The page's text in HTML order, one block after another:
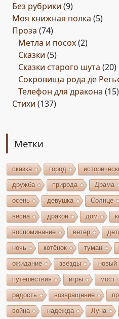
Без рубрики (9)
Моя книжная полка (5)
Проза (74)
Метла и посох(2)
Сказки (5)
Сказки старого шута (20)
Сокровища рода де
Телефон для дракона (15)
Стихи (137)
Метки
сказка город
дружба природа Драма
осень девушка Солнце
весна дракон дом
воспоминание ветер
ночь котёнок туман
ожидание звёзды новый
путешествия игры мост
радость возвращение
война надежда Луна